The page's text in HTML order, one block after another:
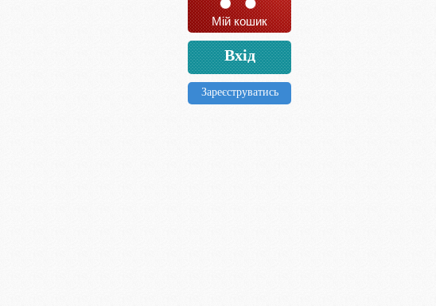
Мій кошик
Вхід
Зареєструватись